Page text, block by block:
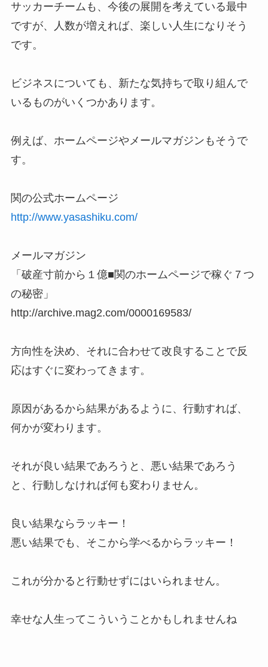
サッカーチームも、今後の展開を考えている最中
ですが、人数が増えれば、楽しい人生になりそう
です。
ビジネスについても、新たな気持ちで取り組んで
いるものがいくつかあります。
例えば、ホームページやメールマガジンもそうで
す。
関の公式ホームページ
http://www.yasashiku.com/
メールマガジン
「破産寸前から１億■関のホームページで稼ぐ７つ
の秘密」
http://archive.mag2.com/0000169583/
方向性を決め、それに合わせて改良することで反
応はすぐに変わってきます。
原因があるから結果があるように、行動すれば、
何かが変わります。
それが良い結果であろうと、悪い結果であろう
と、行動しなければ何も変わりません。
良い結果ならラッキー！
悪い結果でも、そこから学べるからラッキー！
これが分かると行動せずにはいられません。
幸せな人生ってこういうことかもしれませんね